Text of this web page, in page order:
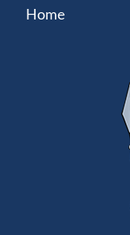
Home